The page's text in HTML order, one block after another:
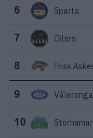
6 Sparta
7 Oilers
8 Frisk
9 Vålerenga
10 Storhamar